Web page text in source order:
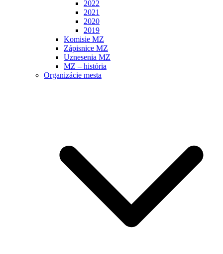
2022
2021
2020
2019
Komisie MZ
Zápisnice MZ
Uznesenia MZ
MZ – história
Organizácie mesta